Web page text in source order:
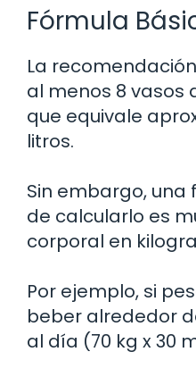
Fórmula
La
al menos 8 vasos
que equivale
litros.
Sin embargo,
de calcularlo es
corporal en
Por ejemplo, si
beber alrededor
al día (70 kg x 30